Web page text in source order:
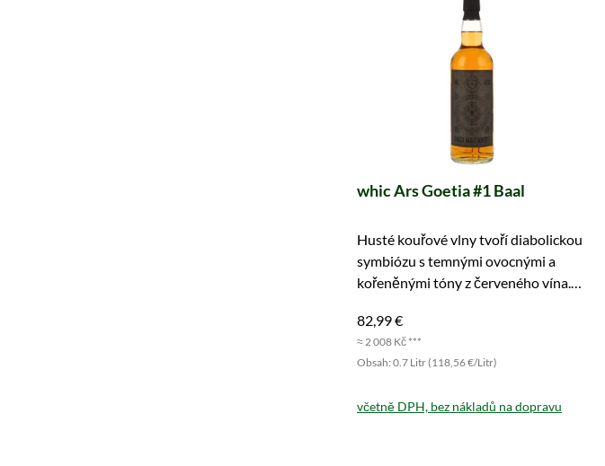
whic Ars Goetia #1 Baal
Husté kouřové vlny tvoří diabolickou
symbiózu s temnými ovocnými a
kořeněnými tóny z červeného vína.
82,99 €
≈ 2 008 Kč ***
Obsah: 0.7 Litr (118,56 €/Litr)
včetně DPH, bez nákladů na dopravu